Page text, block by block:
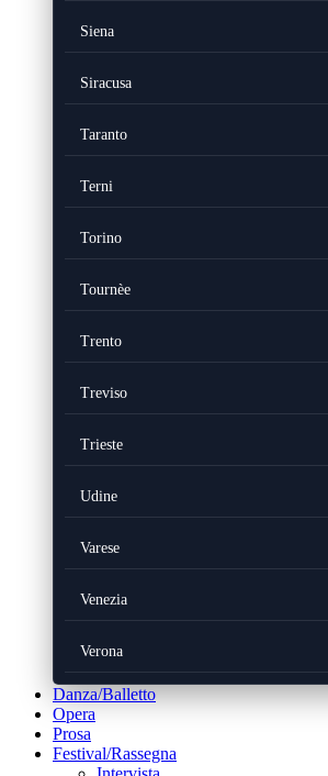
Siena
Siracusa
Taranto
Terni
Torino
Tournèe
Trento
Treviso
Trieste
Udine
Varese
Venezia
Verona
Danza/Balletto
Opera
Prosa
Festival/Rassegna